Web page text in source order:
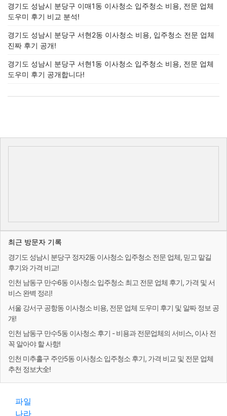
경기도 성남시 분당구 이매1동 이사청소 입주청소 비용, 전문 업체
도우미 후기 비교 분석!
경기도 성남시 분당구 서현2동 이사청소 비용, 입주청소 전문 업체
진짜 후기 공개!
경기도 성남시 분당구 서현1동 이사청소 입주청소 비용, 전문 업체
도우미 후기 공개합니다!
최근 방문자 기록
경기도 성남시 분당구 정자2동 이사청소 입주청소 전문 업체, 믿고 맡길
후기와 가격 비교!
인천 남동구 만수6동 이사청소 입주청소 최고 전문 업체 후기, 가격 및 서
비스 완벽 정리!
서울 강서구 공항동 이사청소 비용, 전문 업체 도우미 후기 및 알짜 정보 공
개!
인천 남동구 만수5동 이사청소 후기 - 비용과 전문업체의 서비스, 이사 전
꼭 알아야 할 사항!
인천 미추홀구 주안5동 이사청소 입주청소 후기, 가격 비교 및 전문 업체
추천 정보大全!
파일
나라